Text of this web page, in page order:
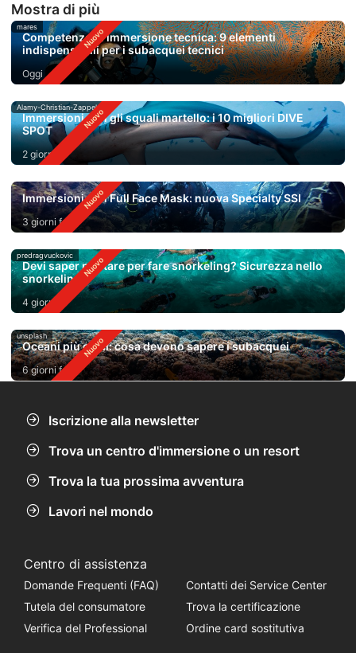
Mostra di più
mares
Competenze di immersione tecnica: 9 elementi
indispensabili per i subacquei tecnici
Oggi
Alamy-Christian-Zappel
Immersioni con gli squali martello: i 10 migliori DIVE
SPOT
2 giorni fa
Immersioni con Full Face Mask: nuova Specialty SSI
3 giorni fa
predragvuckovic
Devi saper nuotare per fare snorkeling? Sicurezza nello
snorkeling
4 giorni fa
unsplash
Oceani più caldi: cosa devono sapere i subacquei
6 giorni fa
Iscrizione alla newsletter
Trova un centro d'immersione o un resort
Trova la tua prossima avventura
Lavori nel mondo
Centro di assistenza
Domande Frequenti (FAQ)
Contatti dei Service Center
Tutela del consumatore
Trova la certificazione
Verifica del Professional
Ordine card sostitutiva